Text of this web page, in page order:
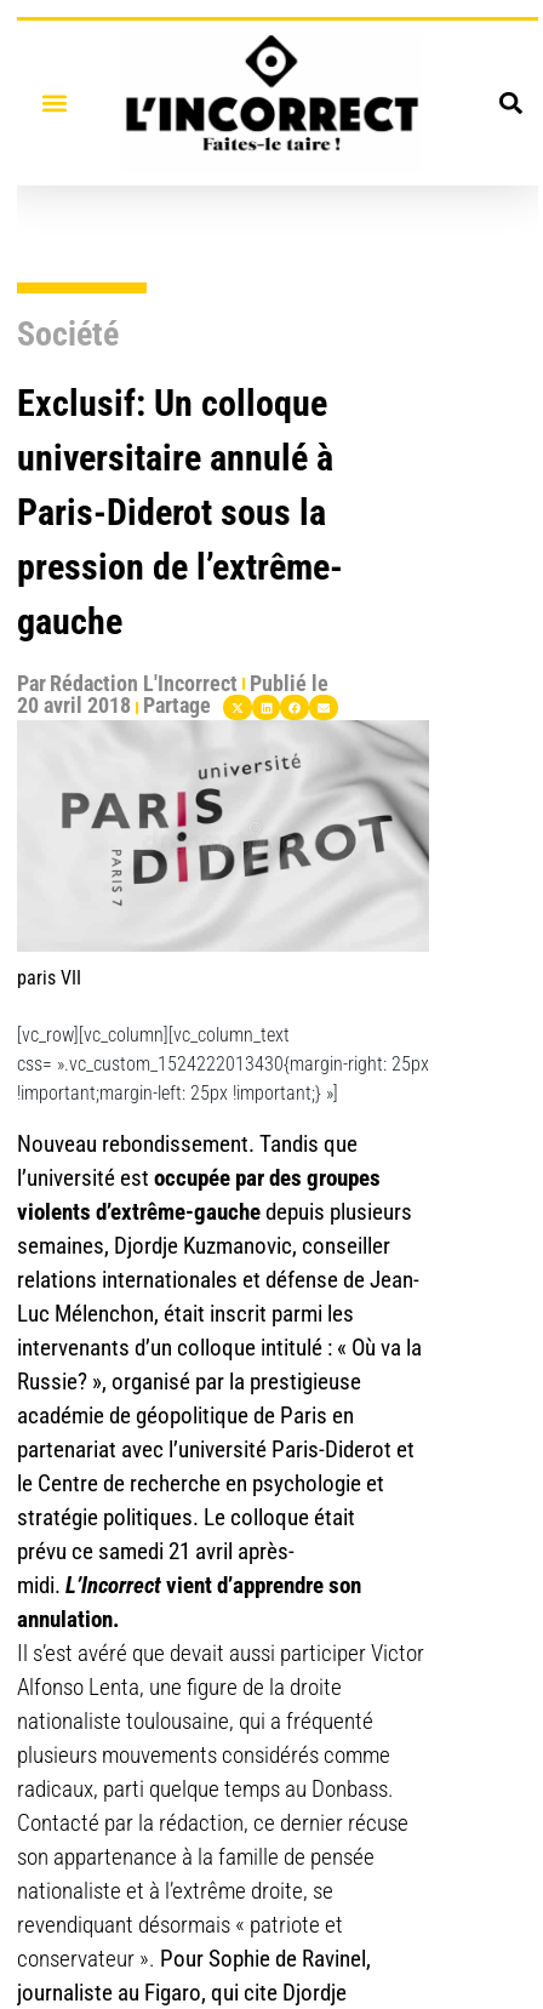
Société
Exclusif: Un colloque
universitaire annulé à
Paris-Diderot sous la
pression de l’extrême-
gauche
ParRédaction L'Incorrect Publié le
20 avril 2018 Partage
paris VII
[vc_row][vc_column][vc_column_text
css= ».vc_custom_1524222013430{margin-right: 25px
!important;margin-left: 25px !important;} »]
Nouveau rebondissement. Tandis que
l’université est occupée par des groupes
violents d’extrême-gauchedepuis plusieurs
semaines, Djordje Kuzmanovic, conseiller
relations internationales et défense de Jean-
Luc Mélenchon, était inscrit parmi les
intervenants d’un colloque intitulé : « Où va la
Russie? », organisé par la prestigieuse
académie de géopolitique de Paris en
partenariat avec l’université Paris-Diderot et
le Centre de recherche en psychologie et
stratégie politiques. Le colloque était
prévu ce samedi 21 avril après-
midi. L’Incorrectvient d’apprendre son
annulation.
Il s’est avéré que devait aussi participer Victor
Alfonso Lenta, une figure de la droite
nationaliste toulousaine, qui a fréquenté
plusieurs mouvements considérés comme
radicaux, parti quelque temps au Donbass.
Contacté par la rédaction, ce dernier récuse
son appartenance à la famille de pensée
nationaliste et à l’extrême droite, se
revendiquant désormais « patriote et
conservateur ». Pour Sophie de Ravinel,
journaliste au Figaro, qui cite Djordje